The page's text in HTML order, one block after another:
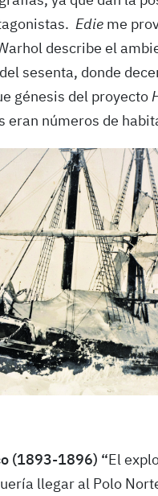
Edie me
describe el
sesenta, donde
génesis del proyecto
eran números de
(1893-1896) “ El
llegar al Polo